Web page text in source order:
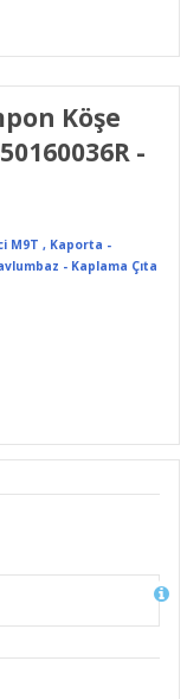
Köşe
-
M9T , Kaporta -
- Kaplama Çıta